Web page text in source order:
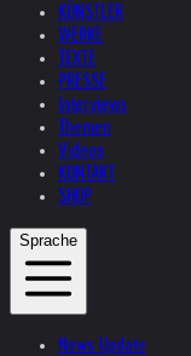
KÜNSTLER
WERKE
TEXTE
PRESSE
Interviews
Themen
Videos
KONTAKT
SHOP
Sprache
News Update